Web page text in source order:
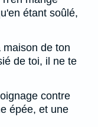
étant soûlé,
de ton
de toi, il ne te
contre
épée, et une